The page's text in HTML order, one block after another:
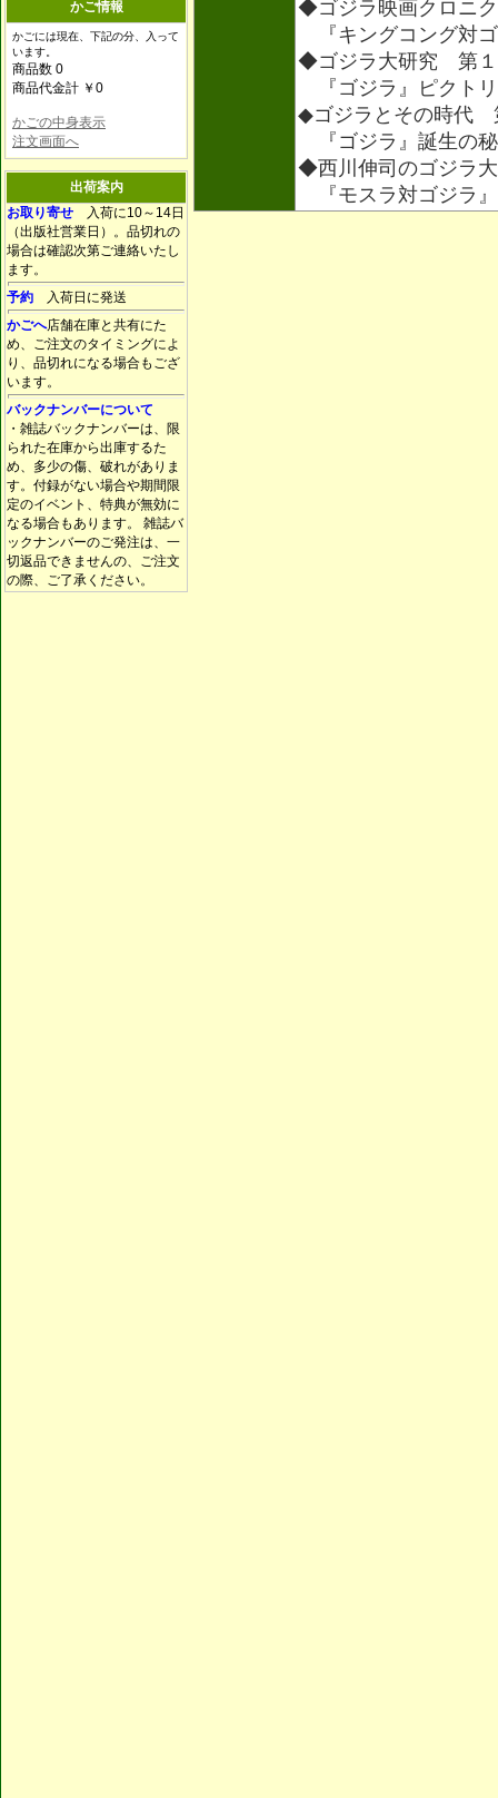
かご情報
かごには現在、下記の分、入って
います。
商品数 0
商品代金計 ￥0
かごの中身表示
注文画面へ
出荷案内
お取り寄せ 入荷に10～14日
（出版社営業日）。品切れの
場合は確認次第ご連絡いたし
ます。
予約 入荷日に発送
かごへ店舗在庫と共有にた
め、ご注文のタイミングによ
り、品切れになる場合もござ
います。
バックナンバーについて
・雑誌バックナンバーは、限
られた在庫から出庫するた
め、多少の傷、破れがありま
す。付録がない場合や期間限
定のイベント、特典が無効に
なる場合もあります。 雑誌バ
ックナンバーのご発注は、一
切返品できませんの、ご注文
の際、ご了承ください。
◆ゴジラ映画クロニ
『キングコング対
◆ゴジラ大研究 第
『ゴジラ』ピクト
◆ゴジラとその時代
『ゴジラ』誕生の
◆西川伸司のゴジラ
『モスラ対ゴジラ